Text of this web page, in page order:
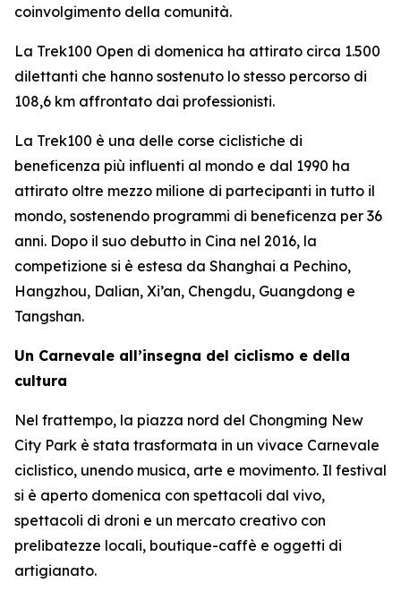
coinvolgimento della comunità.
La Trek100 Open di domenica ha attirato circa 1.500
dilettanti che hanno sostenuto lo stesso percorso di
108,6 km affrontato dai professionisti.
La Trek100 è una delle corse ciclistiche di
beneficenza più influenti al mondo e dal 1990 ha
attirato oltre mezzo milione di partecipanti in tutto il
mondo, sostenendo programmi di beneficenza per 36
anni. Dopo il suo debutto in Cina nel 2016, la
competizione si è estesa da Shanghai a Pechino,
Hangzhou, Dalian, Xi’an, Chengdu, Guangdong e
Tangshan.
Un Carnevale all’insegna del ciclismo e della
cultura
Nel frattempo, la piazza nord del Chongming New
City Park è stata trasformata in un vivace Carnevale
ciclistico, unendo musica, arte e movimento. Il festival
si è aperto domenica con spettacoli dal vivo,
spettacoli di droni e un mercato creativo con
prelibatezze locali, boutique-caffè e oggetti di
artigianato.